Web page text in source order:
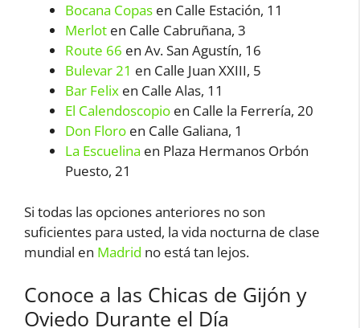
Bocana Copas en Calle Estación, 11
Merlot en Calle Cabruñana, 3
Route 66 en Av. San Agustín, 16
Bulevar 21 en Calle Juan XXIII, 5
Bar Felix en Calle Alas, 11
El Calendoscopio en Calle la Ferrería, 20
Don Floro en Calle Galiana, 1
La Escuelina en Plaza Hermanos Orbón
Puesto, 21
Si todas las opciones anteriores no son
suficientes para usted, la vida nocturna de clase
mundial en Madrid no está tan lejos.
Conoce a las Chicas de Gijón y
Oviedo Durante el Día